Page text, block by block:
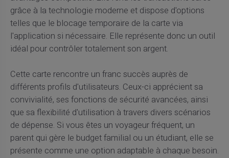
grâce à la technologie moderne et dispose d'options
telles que le blocage temporaire de la carte via
l'application si nécessaire. Elle représente donc un outil
idéal pour contrôler totalement son argent.
Cette carte rencontre un franc succès auprès de
différents profils d'utilisateurs. Ceux-ci apprécient sa
convivialité, ses fonctions de sécurité avancées, ainsi
que sa flexibilité d'utilisation à travers divers scénarios
de dépense. Si vous êtes un voyageur fréquent, un
parent qui gère le budget familial ou un étudiant, elle se
présente comme une option adaptable à chaque besoin.